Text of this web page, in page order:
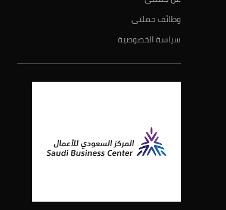
وظائف جملتى
سياسة الخصوصية